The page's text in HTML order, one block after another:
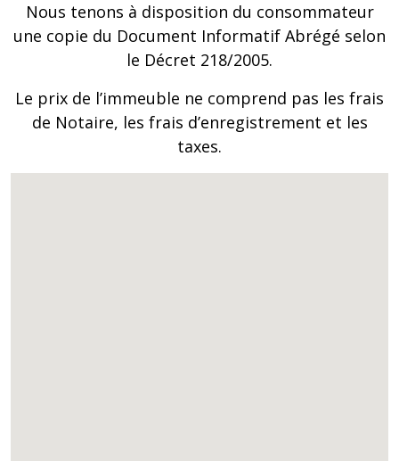
Nous tenons à disposition du consommateur
une copie du Document Informatif Abrégé selon
le Décret 218/2005.
Le prix de l’immeuble ne comprend pas les frais
de Notaire, les frais d’enregistrement et les
taxes.